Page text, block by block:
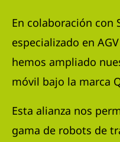
En colaboración con
especializado en
hemos ampliado
móvil bajo la marca
Esta alianza nos
gama de robots de